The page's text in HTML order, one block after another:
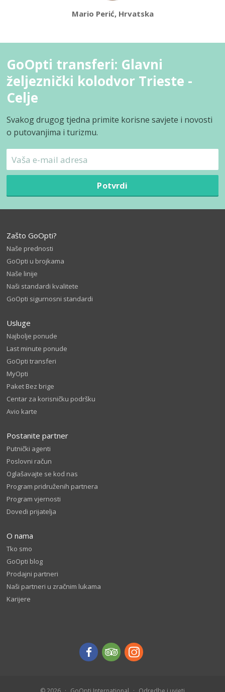
Mario Perić, Hrvatska
GoOpti transferi: Glavni
željeznički kolodvor Trieste -
Celje
Svakog drugog tjedna primite korisne savjete i novosti
o putovanjima i turizmu.
Potvrdi
Zašto GoOpti?
Naše prednosti
GoOpti u brojkama
Naše linije
Naši standardi kvalitete
GoOpti sigurnosni standardi
Usluge
Najbolje ponude
Last minute ponude
GoOpti transferi
MyOpti
Paket Bez brige
Centar za korisničku podršku
Avio karte
Postanite partner
Putnički agenti
Poslovni račun
Oglašavajte se kod nas
Program pridruženih partnera
Program vjernosti
Dovedi prijatelja
O nama
Tko smo
GoOpti blog
Prodajni partneri
Naši partneri u zračnim lukama
Karijere